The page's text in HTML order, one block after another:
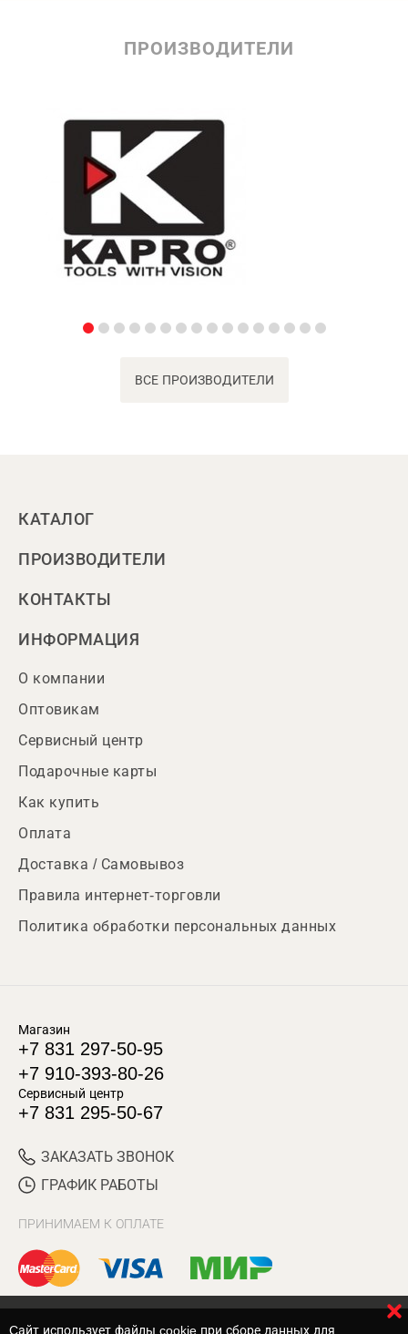
ПРОИЗВОДИТЕЛИ
ВСЕ ПРОИЗВОДИТЕЛИ
КАТАЛОГ
ПРОИЗВОДИТЕЛИ
КОНТАКТЫ
ИНФОРМАЦИЯ
О компании
Оптовикам
Сервисный центр
Подарочные карты
Как купить
Оплата
Доставка / Самовывоз
Правила интернет-торговли
Политика обработки персональных данных
Магазин
+7 831 297-50-95
+7 910-393-80-26
Сервисный центр
+7 831 295-50-67
ЗАКАЗАТЬ ЗВОНОК
ГРАФИК РАБОТЫ
ПРИНИМАЕМ К ОПЛАТЕ
Cайт использует файлы cookie при сборе данных для